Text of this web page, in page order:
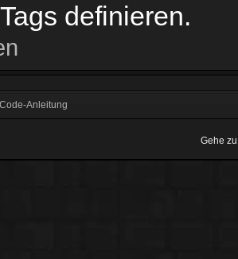
definieren.
Anleitung
Gehe